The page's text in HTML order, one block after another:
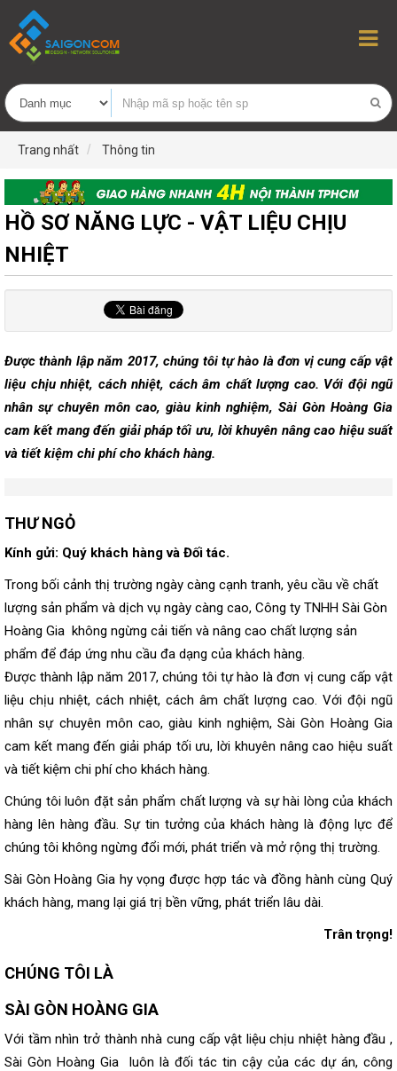
Trang nhất Thông tin
HỒ SƠ NĂNG LỰC - VẬT LIỆU CHỊU
NHIỆT
Được thành lập năm 2017, chúng tôi tự hào là đơn vị cung cấp vật
liệu chịu nhiệt, cách nhiệt, cách âm chất lượng cao. Với đội ngũ
nhân sự chuyên môn cao, giàu kinh nghiệm, Sài Gòn Hoàng Gia
cam kết mang đến giải pháp tối ưu, lời khuyên nâng cao hiệu suất
và tiết kiệm chi phí cho khách hàng.
THƯ NGỎ
Kính gửi: Quý khách hàng và Đối tác.
Trong bối cảnh thị trường ngày càng cạnh tranh, yêu cầu về chất
lượng sản phẩm và dịch vụ ngày càng cao, Công ty TNHH Sài Gòn
Hoàng Gia không ngừng cải tiến và nâng cao chất lượng sản
phẩm để đáp ứng nhu cầu đa dạng của khách hàng.
Được thành lập năm 2017, chúng tôi tự hào là đơn vị cung cấp vật
liệu chịu nhiệt, cách nhiệt, cách âm chất lượng cao. Với đội ngũ
nhân sự chuyên môn cao, giàu kinh nghiệm, Sài Gòn Hoàng Gia
cam kết mang đến giải pháp tối ưu, lời khuyên nâng cao hiệu suất
và tiết kiệm chi phí cho khách hàng.
Chúng tôi luôn đặt sản phẩm chất lượng và sự hài lòng của khách
hàng lên hàng đầu. Sự tin tưởng của khách hàng là động lực để
chúng tôi không ngừng đổi mới, phát triển và mở rộng thị trường.
Sài Gòn Hoàng Gia hy vọng được hợp tác và đồng hành cùng Quý
khách hàng, mang lại giá trị bền vững, phát triển lâu dài.
Trân trọng!
CHÚNG TÔI LÀ
SÀI GÒN HOÀNG GIA
Với tầm nhìn trở thành nhà cung cấp vật liệu chịu nhiệt hàng đầu ,
Sài Gòn Hoàng Gia luôn là đối tác tin cậy của các dự án, công